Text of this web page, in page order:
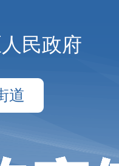
民政府
道